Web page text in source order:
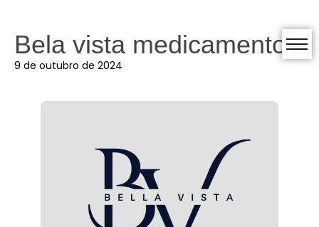
Bela vista medicamentos
9 de outubro de 2024